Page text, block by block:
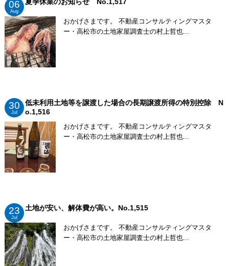
06
Aug
おかげさまです。 不動産コンサルティングマスタ
ー・高松市の土地家屋調査士の村上哲也...
30
Jul
低未利用土地等を譲渡した場合の長期譲渡所得の特別控除 N
o.1,516
おかげさまです。 不動産コンサルティングマスタ
ー・高松市の土地家屋調査士の村上哲也...
23
Jul
土地が安い、解体費が高い。No.1,515
おかげさまです。 不動産コンサルティングマスタ
ー・高松市の土地家屋調査士の村上哲也...